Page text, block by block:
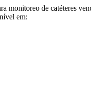
de catéteres
em: